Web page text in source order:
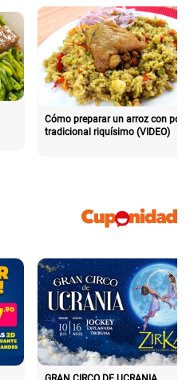
Cómo preparar un arroz con pollo
tradicional riquísimo (VIDEO)